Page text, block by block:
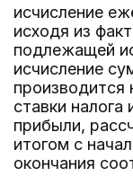
исчисление
исходя из
подлежащей
исчисление
производится
ставки налога
прибыли,
итогом с
окончания